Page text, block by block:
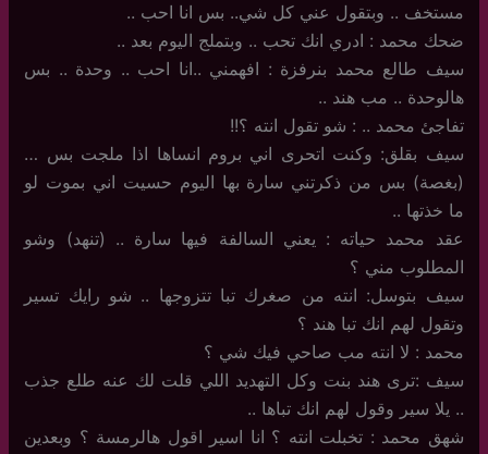
مستخف .. وبتقول عني كل شي.. بس انا احب ..
ضحك محمد : ادري انك تحب .. وبتملج اليوم بعد ..
سيف طالع محمد بنرفزة : افهمني ..انا احب .. وحدة .. بس
هالوحدة .. مب هند ..
تفاجئ محمد .. : شو تقول انته ؟!!
سيف بقلق: وكنت اتحرى اني بروم انساها اذا ملجت بس …
(بغصة) بس من ذكرتني سارة بها اليوم حسيت اني بموت لو
ما خذتها ..
عقد محمد حياته : يعني السالفة فيها سارة .. (تنهد) وشو
المطلوب مني ؟
سيف بتوسل: انته من صغرك تبا تتزوجها .. شو رايك تسير
وتقول لهم انك تبا هند ؟
محمد : لا انته مب صاحي فيك شي ؟
سيف :ترى هند بنت وكل التهديد اللي قلت لك عنه طلع جذب
.. يلا سير وقول لهم انك تباها ..
شهق محمد : تخبلت انته ؟ انا اسير اقول هالرمسة ؟ وبعدين